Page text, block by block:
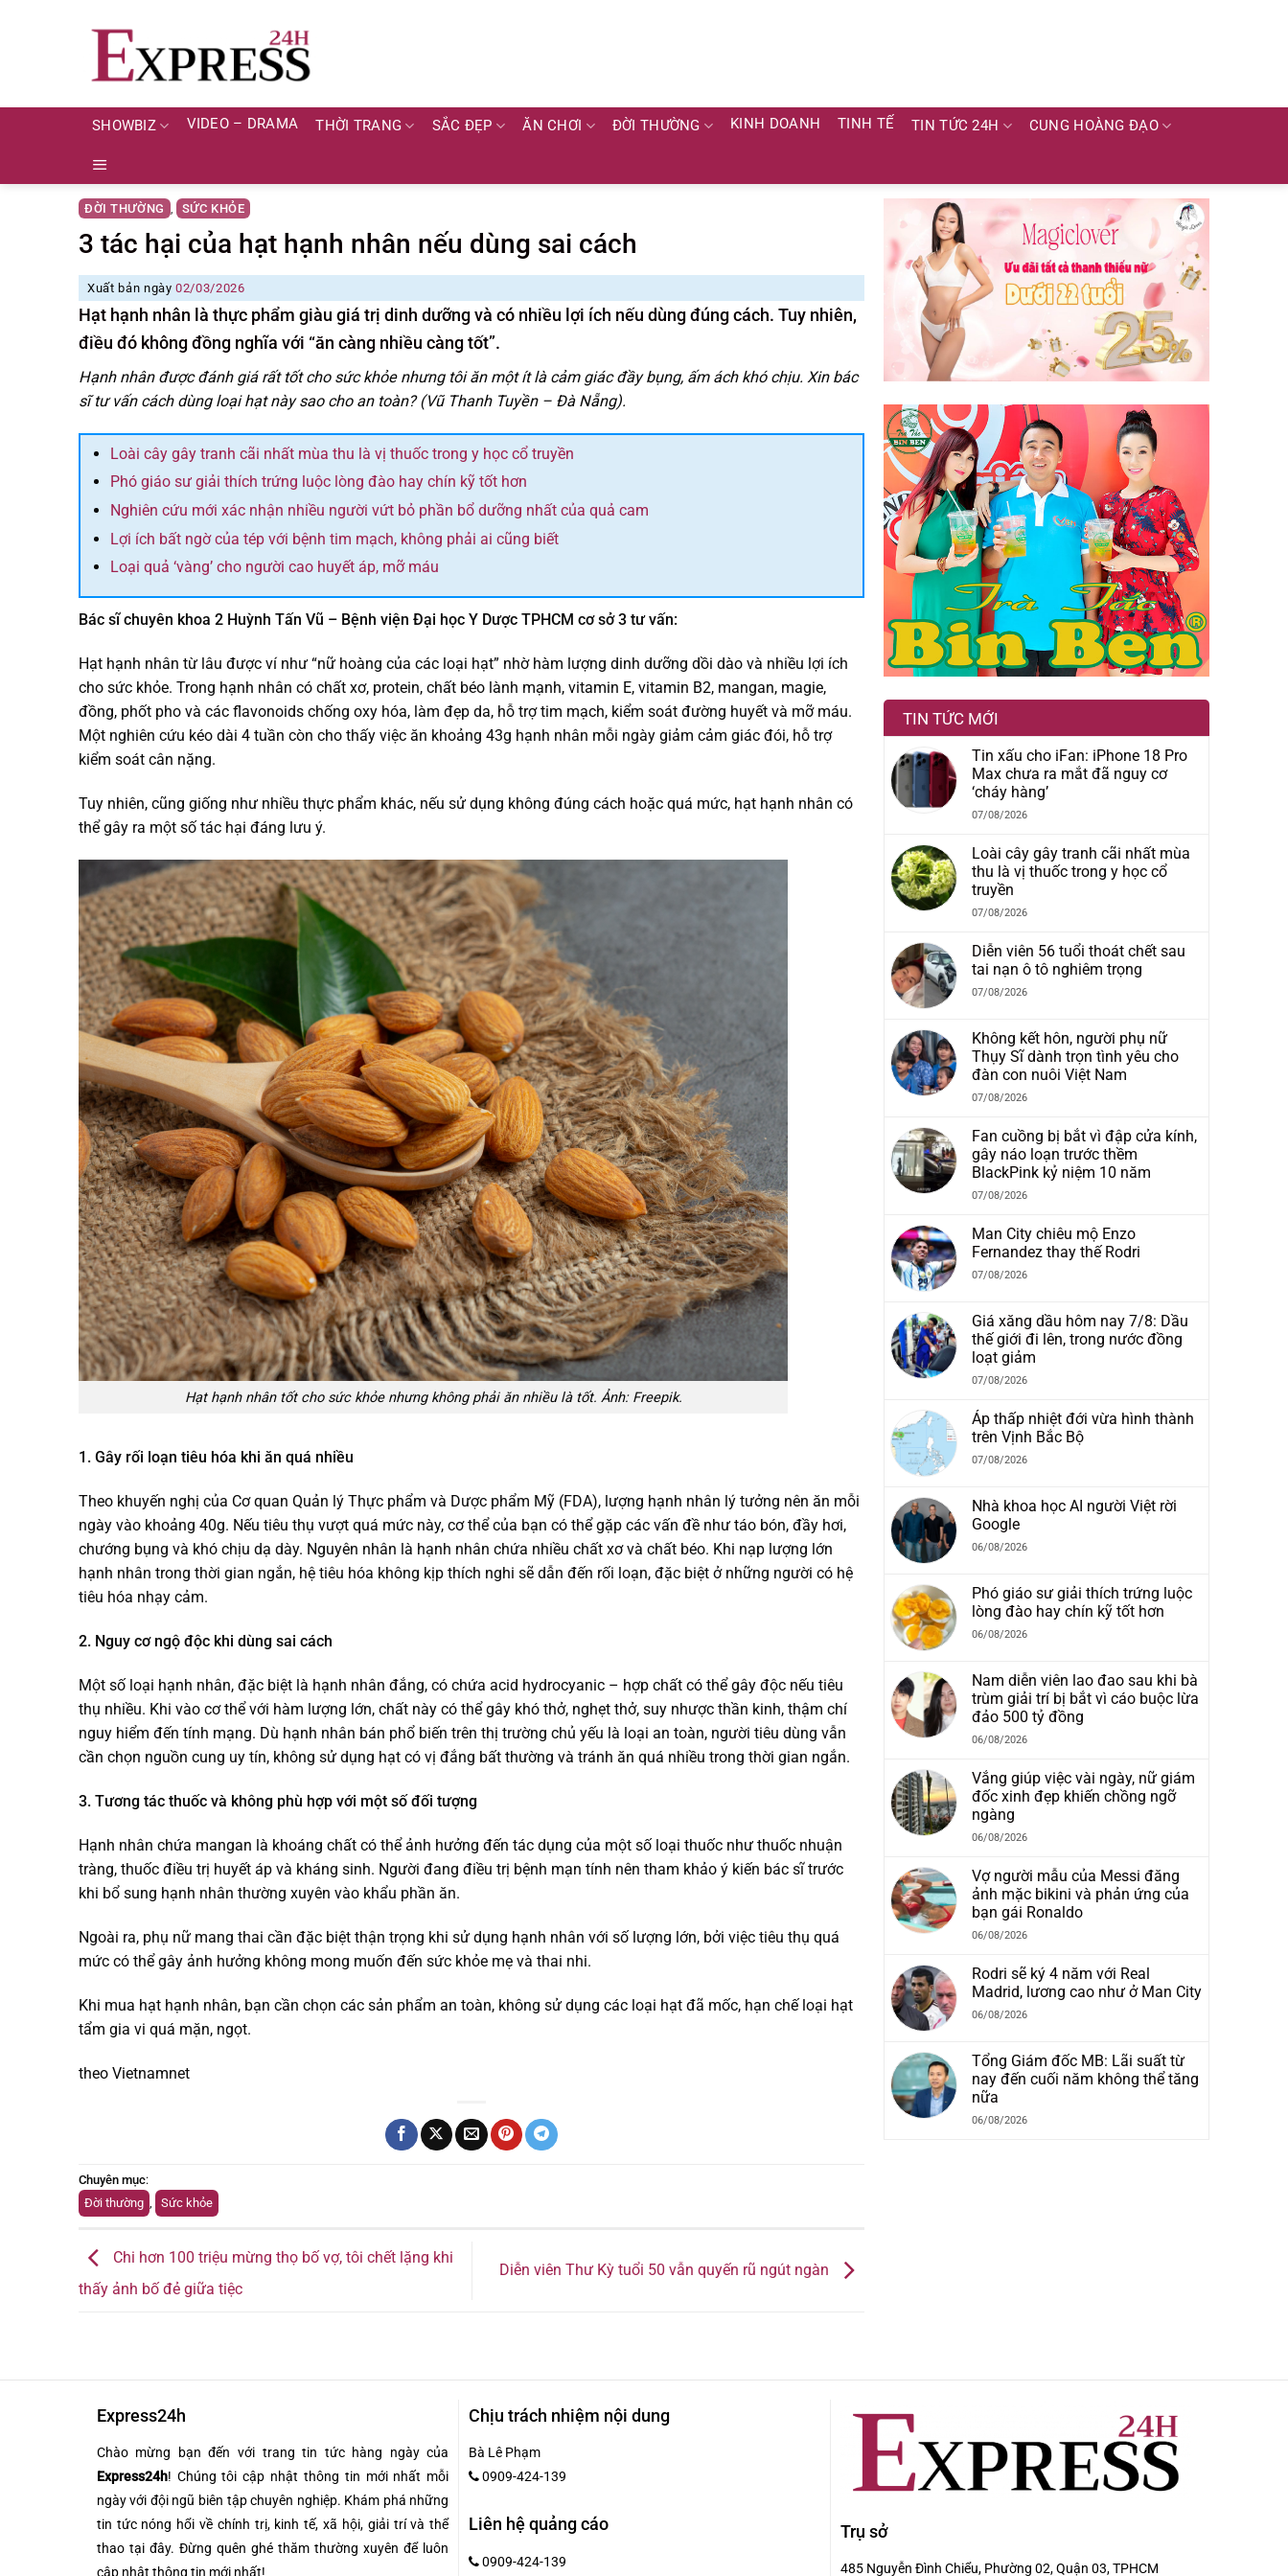
SHOWBIZ VIDEO – DRAMA THỜI TRANG SẮC ĐẸP ĂN CHƠI ĐỜI THƯỜNG KINH DOANH TINH TẾ TIN TỨC 24H CUNG HOÀNG ĐẠO
ĐỜI THƯỜNG , SỨC KHỎE
3 tác hại của hạt hạnh nhân nếu dùng sai cách
Xuất bản ngày02/03/2026
Hạt hạnh nhân là thực phẩm giàu giá trị dinh dưỡng và có nhiều lợi ích nếu dùng đúng cách. Tuy nhiên,
điều đó không đồng nghĩa với “ăn càng nhiều càng tốt”.
Hạnh nhân được đánh giá rất tốt cho sức khỏe nhưng tôi ăn một ít là cảm giác đầy bụng, ấm ách khó chịu. Xin bác
sĩ tư vấn cách dùng loại hạt này sao cho an toàn? (Vũ Thanh Tuyền – Đà Nẵng).
Loài cây gây tranh cãi nhất mùa thu là vị thuốc trong y học cổ truyền
Phó giáo sư giải thích trứng luộc lòng đào hay chín kỹ tốt hơn
Nghiên cứu mới xác nhận nhiều người vứt bỏ phần bổ dưỡng nhất của quả cam
Lợi ích bất ngờ của tép với bệnh tim mạch, không phải ai cũng biết
Loại quả ‘vàng’ cho người cao huyết áp, mỡ máu
Bác sĩ chuyên khoa 2 Huỳnh Tấn Vũ – Bệnh viện Đại học Y Dược TPHCM cơ sở 3 tư vấn:
Hạt hạnh nhân từ lâu được ví như “nữ hoàng của các loại hạt” nhờ hàm lượng dinh dưỡng dồi dào và nhiều lợi ích
cho sức khỏe. Trong hạnh nhân có chất xơ, protein, chất béo lành mạnh, vitamin E, vitamin B2, mangan, magie,
đồng, phốt pho và các flavonoids chống oxy hóa, làm đẹp da, hỗ trợ tim mạch, kiểm soát đường huyết và mỡ máu.
Một nghiên cứu kéo dài 4 tuần còn cho thấy việc ăn khoảng 43g hạnh nhân mỗi ngày giảm cảm giác đói, hỗ trợ
kiểm soát cân nặng.
Tuy nhiên, cũng giống như nhiều thực phẩm khác, nếu sử dụng không đúng cách hoặc quá mức, hạt hạnh nhân có
thể gây ra một số tác hại đáng lưu ý.
Hạt hạnh nhân tốt cho sức khỏe nhưng không phải ăn nhiều là tốt. Ảnh: Freepik.
1. Gây rối loạn tiêu hóa khi ăn quá nhiều
Theo khuyến nghị của Cơ quan Quản lý Thực phẩm và Dược phẩm Mỹ (FDA), lượng hạnh nhân lý tưởng nên ăn mỗi
ngày vào khoảng 40g. Nếu tiêu thụ vượt quá mức này, cơ thể của bạn có thể gặp các vấn đề như táo bón, đầy hơi,
chướng bụng và khó chịu dạ dày. Nguyên nhân là hạnh nhân chứa nhiều chất xơ và chất béo. Khi nạp lượng lớn
hạnh nhân trong thời gian ngắn, hệ tiêu hóa không kịp thích nghi sẽ dẫn đến rối loạn, đặc biệt ở những người có hệ
tiêu hóa nhạy cảm.
2. Nguy cơ ngộ độc khi dùng sai cách
Một số loại hạnh nhân, đặc biệt là hạnh nhân đắng, có chứa acid hydrocyanic – hợp chất có thể gây độc nếu tiêu
thụ nhiều. Khi vào cơ thể với hàm lượng lớn, chất này có thể gây khó thở, nghẹt thở, suy nhược thần kinh, thậm chí
nguy hiểm đến tính mạng. Dù hạnh nhân bán phổ biến trên thị trường chủ yếu là loại an toàn, người tiêu dùng vẫn
cần chọn nguồn cung uy tín, không sử dụng hạt có vị đắng bất thường và tránh ăn quá nhiều trong thời gian ngắn.
3. Tương tác thuốc và không phù hợp với một số đối tượng
Hạnh nhân chứa mangan là khoáng chất có thể ảnh hưởng đến tác dụng của một số loại thuốc như thuốc nhuận
tràng, thuốc điều trị huyết áp và kháng sinh. Người đang điều trị bệnh mạn tính nên tham khảo ý kiến bác sĩ trước
khi bổ sung hạnh nhân thường xuyên vào khẩu phần ăn.
Ngoài ra, phụ nữ mang thai cần đặc biệt thận trọng khi sử dụng hạnh nhân với số lượng lớn, bởi việc tiêu thụ quá
mức có thể gây ảnh hưởng không mong muốn đến sức khỏe mẹ và thai nhi.
Khi mua hạt hạnh nhân, bạn cần chọn các sản phẩm an toàn, không sử dụng các loại hạt đã mốc, hạn chế loại hạt
tẩm gia vi quá mặn, ngọt.
theo Vietnamnet
Chuyên mục:
Đời thường , Sức khỏe
Chi hơn 100 triệu mừng thọ bố vợ, tôi chết lặng khi
thấy ảnh bố đẻ giữa tiệc
Diễn viên Thư Kỳ tuổi 50 vẫn quyến rũ ngút ngàn
TIN TỨC MỚI
Tin xấu cho iFan: iPhone 18 Pro
Max chưa ra mắt đã nguy cơ
‘cháy hàng’
07/08/2026
Loài cây gây tranh cãi nhất mùa
thu là vị thuốc trong y học cổ
truyền
07/08/2026
Diễn viên 56 tuổi thoát chết sau
tai nạn ô tô nghiêm trọng
07/08/2026
Không kết hôn, người phụ nữ
Thụy Sĩ dành trọn tình yêu cho
đàn con nuôi Việt Nam
07/08/2026
Fan cuồng bị bắt vì đập cửa kính,
gây náo loạn trước thềm
BlackPink kỷ niệm 10 năm
07/08/2026
Man City chiêu mộ Enzo
Fernandez thay thế Rodri
07/08/2026
Giá xăng dầu hôm nay 7/8: Dầu
thế giới đi lên, trong nước đồng
loạt giảm
07/08/2026
Áp thấp nhiệt đới vừa hình thành
trên Vịnh Bắc Bộ
07/08/2026
Nhà khoa học AI người Việt rời
Google
06/08/2026
Phó giáo sư giải thích trứng luộc
lòng đào hay chín kỹ tốt hơn
06/08/2026
Nam diễn viên lao đao sau khi bà
trùm giải trí bị bắt vì cáo buộc lừa
đảo 500 tỷ đồng
06/08/2026
Vắng giúp việc vài ngày, nữ giám
đốc xinh đẹp khiến chồng ngỡ
ngàng
06/08/2026
Vợ người mẫu của Messi đăng
ảnh mặc bikini và phản ứng của
bạn gái Ronaldo
06/08/2026
Rodri sẽ ký 4 năm với Real
Madrid, lương cao như ở Man City
06/08/2026
Tổng Giám đốc MB: Lãi suất từ
nay đến cuối năm không thể tăng
nữa
06/08/2026
Express24h
Chào mừng bạn đến với trang tin tức hàng ngày của
Express24h! Chúng tôi cập nhật thông tin mới nhất mỗi
ngày với đội ngũ biên tập chuyên nghiệp. Khám phá những
tin tức nóng hổi về chính trị, kinh tế, xã hội, giải trí và thể
thao tại đây. Đừng quên ghé thăm thường xuyên để luôn
cập nhật thông tin mới nhất!
Chịu trách nhiệm nội dung
Bà Lê Phạm
0909-424-139
Liên hệ quảng cáo
0909-424-139
Trụ sở
485 Nguyễn Đình Chiểu, Phường 02, Quận 03, TPHCM